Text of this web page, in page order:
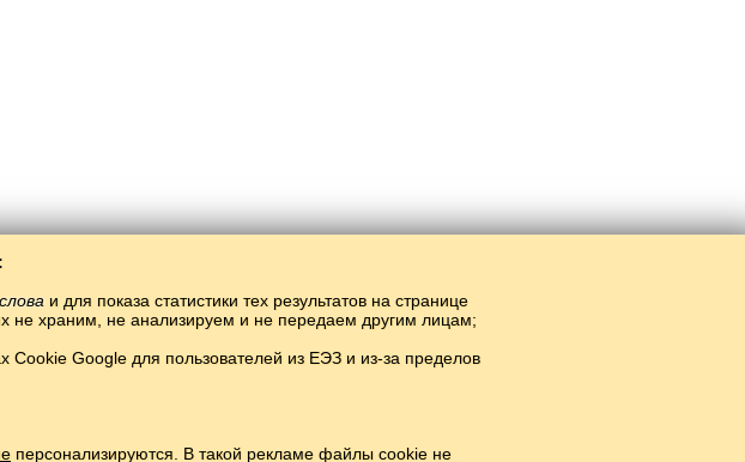
и для показа статистики тех результатов на странице
не храним, не анализируем и не передаем другим лицам;
Google для пользователей из ЕЭЗ и из-за пределов
персонализируются. В такой рекламе файлы cookie не